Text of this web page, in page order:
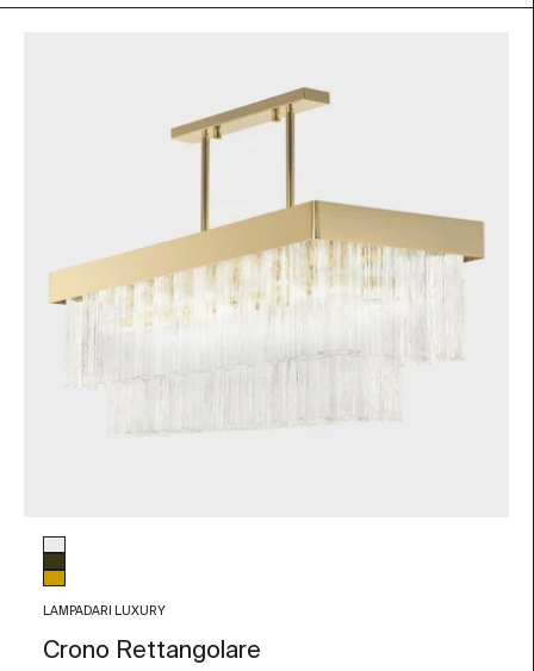
Colore vetro
Trasparente
Fumé
Ambra
LAMPADARI LUXURY
Crono Rettangolare